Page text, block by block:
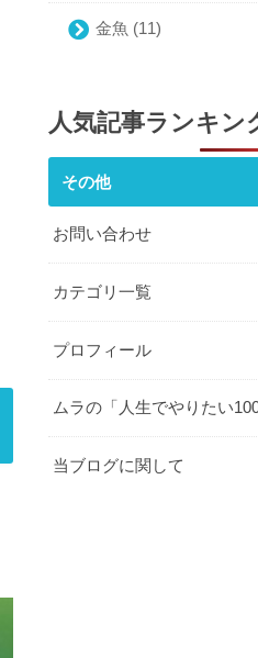
金魚 (11)
人気記事ランキン
その他
お問い合わせ
カテゴリ一覧
プロフィール
ムラの「人生でやりたい
当ブログに関して